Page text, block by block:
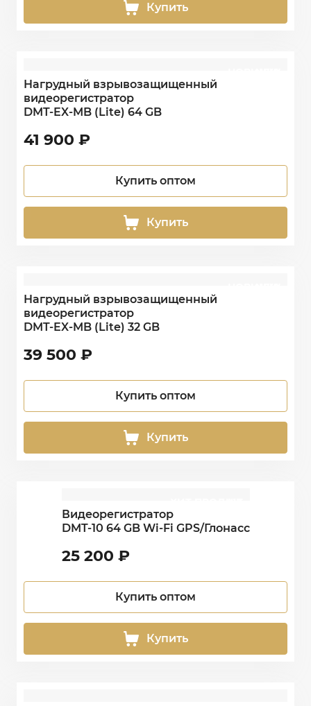
Купить
Нагрудный взрывозащищенный
видеорегистратор
DMT-EX-MB (Lite) 64 GB
41 900 ₽
Купить оптом
Купить
Нагрудный взрывозащищенный
видеорегистратор
DMT-EX-MB (Lite) 32 GB
39 500 ₽
Купить оптом
Купить
Видеорегистратор
DMT-10 64 GB Wi-Fi GPS/Глонасс
25 200 ₽
Купить оптом
Купить